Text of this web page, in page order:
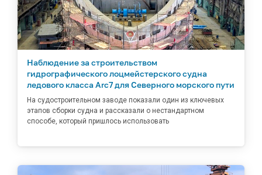
Наблюдение за строительством
гидрографического лоцмейстерского судна
ледового класса Arc7 для Северного морского пути
На судостроительном заводе показали один из ключевых
этапов сборки судна и рассказали о нестандартном
способе, который пришлось использовать